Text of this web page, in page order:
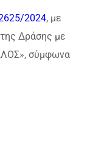
2024, με
Δράσης με
σύμφωνα